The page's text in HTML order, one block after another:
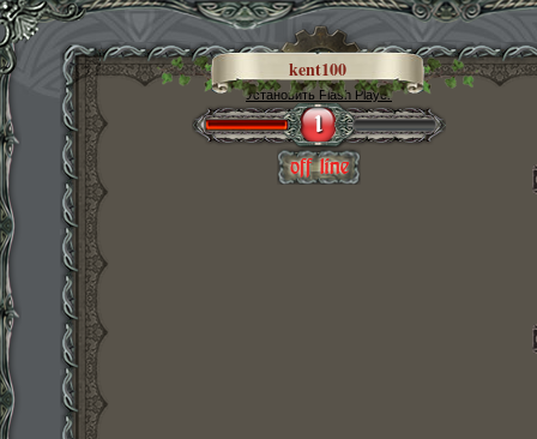
kent100
Установить Flash Player